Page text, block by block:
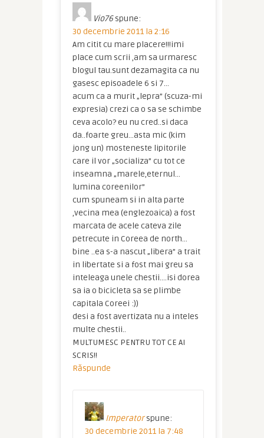
Vio76 spune:
30 decembrie 2011 la 2:16
Am citit cu mare placere!!!imi
place cum scrii ,am sa urmaresc
blogul tau.sunt dezamagita ca nu
gasesc episoadele 6 si 7…
acum ca a murit „lepra” (scuza-mi
expresia) crezi ca o sa se schimbe
ceva acolo? eu nu cred..si daca
da..foarte greu…asta mic (kim
jong un) mosteneste lipitorile
care il vor „socializa” cu tot ce
inseamna „marele,eternul…
lumina coreenilor”
cum spuneam si in alta parte
,vecina mea (englezoaica) a fost
marcata de acele cateva zile
petrecute in Coreea de north…
bine ..ea s-a nascut „libera” a trait
in libertate si a fost mai greu sa
inteleaga unele chestii….isi dorea
sa ia o bicicleta sa se plimbe
capitala Coreei :))
desi a fost avertizata nu a inteles
multe chestii..
MULTUMESC PENTRU TOT CE AI
SCRIS!!
Răspunde
Imperator spune:
30 decembrie 2011 la 7:48